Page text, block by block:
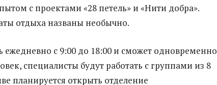
с проектами «28 петель» и «Нити добра».
отдыха названы необычно.
ежедневно с 9:00 до 18:00 и сможет одновременно
специалисты будут работать с группами из 8
планируется открыть отделение